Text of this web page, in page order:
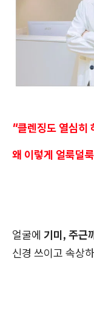
"클렌징도 열심히
왜 이렇게 얼룩덜
얼굴에 기미, 주근
신경 쓰이고 속상